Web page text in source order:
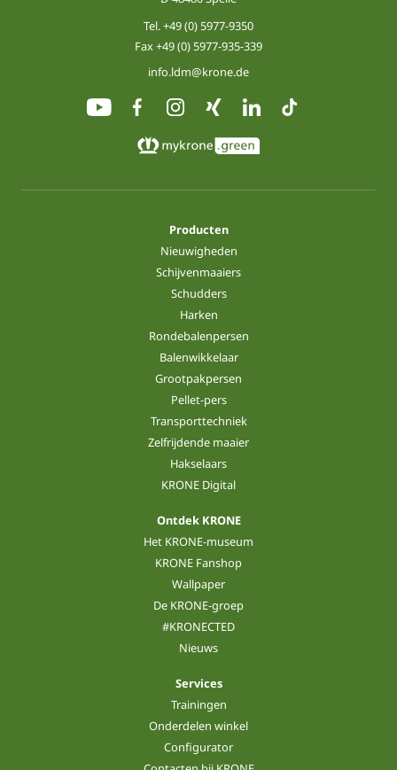
Tel.+49 (0) 5977-9350
Fax +49 (0) 5977-935-339
info.ldm@krone.de
Producten
Nieuwigheden
Schijvenmaaiers
Schudders
Harken
Rondebalenpersen
Balenwikkelaar
Grootpakpersen
Pellet-pers
Transporttechniek
Zelfrijdende maaier
Hakselaars
KRONE Digital
Ontdek KRONE
Het KRONE-museum
KRONE Fanshop
Wallpaper
De KRONE-groep
#KRONECTED
Nieuws
Services
Trainingen
Onderdelen winkel
Configurator